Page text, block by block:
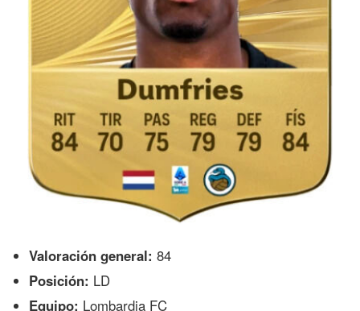
Valoración general: 84
Posición: LD
Equipo: Lombardia FC